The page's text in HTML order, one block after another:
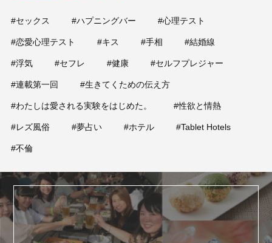
#セックス #ハプニングバー #心理テスト
#恋愛心理テスト #キス #手相 #結婚線
#浮気 #セフレ #健康 #セルフプレジャー
#連載第一回 #生きてくための伝え方
#わたしは愛される実験をはじめた。 #性欲と情熱
#レズ風俗 #夢占い #ホテル #Tablet Hotels
#不倫